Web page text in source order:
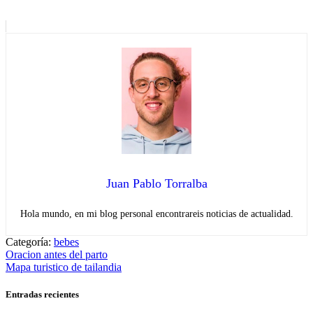
Juan Pablo Torralba
Hola mundo, en mi blog personal encontrareis noticias de actualidad.
Categoría: bebes
Navegación
de
entradas
Entrada
anterior:
Oracion antes del parto
Entrada
Mapa turistico de tailandia
Entradas recientes